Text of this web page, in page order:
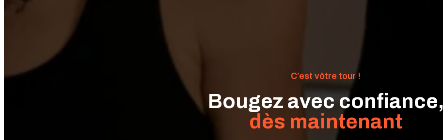
C’est vôtre tour !
Bougez avec confiance,
dès maintenant